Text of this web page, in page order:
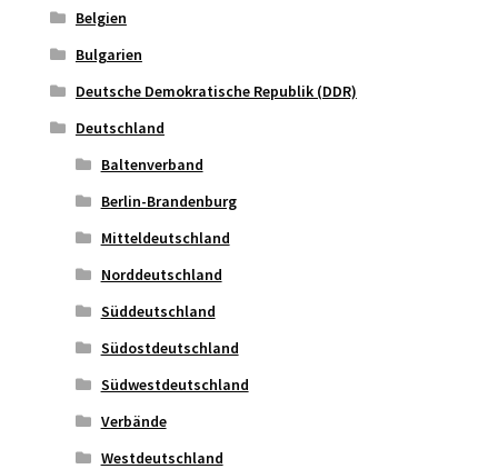
Belgien
Bulgarien
Deutsche Demokratische Republik (DDR)
Deutschland
Baltenverband
Berlin-Brandenburg
Mitteldeutschland
Norddeutschland
Süddeutschland
Südostdeutschland
Südwestdeutschland
Verbände
Westdeutschland